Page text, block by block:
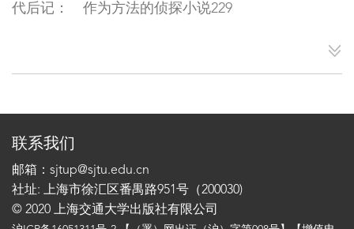
代后记： 作为方法的侦探小说229
联系我们
邮箱：sjtup@sjtu.edu.cn
社址: 上海市徐汇区番禺路951号（200030)
© 2020 上海交通大学出版社有限公司